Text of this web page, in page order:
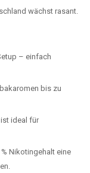
wächst rasant.
– einfach
bis zu
ideal für
Nikotingehalt eine